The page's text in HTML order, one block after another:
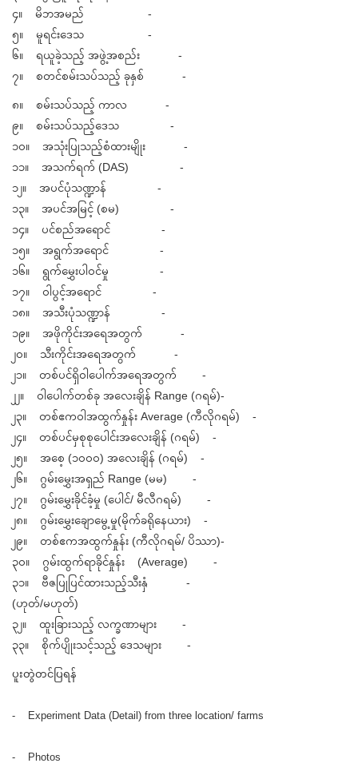
၄။ မိဘအမည် -
၅။ မူရင်းဒေသ -
၆။ ရယူခဲ့သည့် အဖွဲ့အစည်း -
၇။ စတင်စမ်းသပ်သည့် ခုနှစ် -
၈။ စမ်းသပ်သည့် ကာလ -
၉။ စမ်းသပ်သည့်ဒေသ -
၁၀။ အသုံးပြုသည့်စံထားမျိုး -
၁၁။ အသက်ရက် (DAS) -
၁၂။ အပင်ပုံသဏ္ဍာန် -
၁၃။ အပင်အမြင့် (စမ) -
၁၄။ ပင်စည်အရောင် -
၁၅။ အရွက်အရောင် -
၁၆။ ရွက်မွှေးပါဝင်မှု -
၁၇။ ဝါပွင့်အရောင် -
၁၈။ အသီးပုံသဏ္ဍာန် -
၁၉။ အဖိုကိုင်းအရေအတွက် -
၂၀။ သီးကိုင်းအရေအတွက် -
၂၁။ တစ်ပင်ရှိဝါပေါက်အရေအတွက် -
၂၂။ ဝါပေါက်တစ်ခု အလေးချိန် Range (ဂရမ်)-
၂၃။ တစ်ဧကဝါအထွက်နှုန်း Average (ကီလိုဂရမ်) -
၂၄။ တစ်ပင်မှစုစုပေါင်းအလေးချိန် (ဂရမ်) -
၂၅။ အစေ့ (၁၀၀၀) အလေးချိန် (ဂရမ်) -
၂၆။ ဂွမ်းမွှေးအရှည် Range (မမ) -
၂၇။ ဂွမ်းမွှေးခိုင်ခံ့မှု (ပေါင်/ မီလီဂရမ်) -
၂၈။ ဂွမ်းမွှေးချောမွေ့မှု(မိုက်ခရိုနေယား) -
၂၉။ တစ်ဧကအထွက်နှုန်း (ကီလိုဂရမ်/ ပိဿာ)-
၃၀။ ဂွမ်းထွက်ရာခိုင်နှုန်း (Average) -
၃၁။ ဗီဇပြုပြင်ထားသည့်သီးနှံ -
(ဟုတ်/မဟုတ်)
၃၂။ ထူးခြားသည့် လက္ခဏာများ -
၃၃။ စိုက်ပျိုးသင့်သည့် ဒေသများ -
ပူးတွဲတင်ပြရန်
- Experiment Data (Detail) from three location/ farms
- Photos